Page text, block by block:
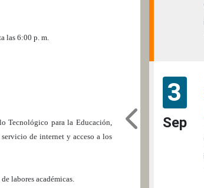
las 6:00 p. m.
Tecnológico para la Educación,
de internet y acceso a los
labores académicas.
3
Sep